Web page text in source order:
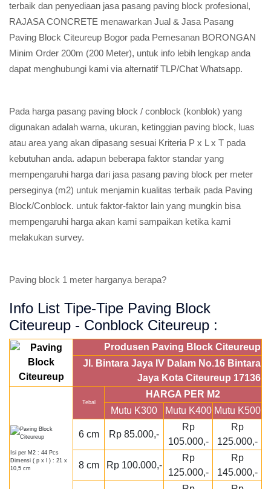
terbaik dan penyediaan jasa pasang paving block profesional,
RAJASA CONCRETE menawarkan Jual & Jasa Pasang
Paving Block Citeureup Bogor pada Pemesanan BORONGAN
Minim Order 200m (200 Meter), untuk info lebih lengkap anda
dapat menghubungi kami via alternatif TLP/Chat Whatsapp.
Pada harga pasang paving block / conblock (konblok) yang
digunakan adalah warna, ukuran, ketinggian paving block, luas
atau area yang akan dipasang sesuai Kriteria P x L x T pada
kebutuhan anda. adapun beberapa faktor standar yang
mempengaruhi harga dari jasa pasang paving block per meter
perseginya (m2) untuk menjamin kualitas terbaik pada Paving
Block/Conblock. untuk faktor-faktor lain yang mungkin bisa
mempengaruhi harga akan kami sampaikan ketika kami
melakukan survey.
Paving block 1 meter harganya berapa?
Info List Tipe-Tipe Paving Block
Citeureup - Conblock Citeureup :
Produsen Paving Block Citeureup
Jl. Bintara Jaya IV Dalam No.16 Bintara
Jaya Kota Citeureup 17136
Isi per M2 : 44 Pcs
Dimensi ( p x l ) : 21 x
10,5 cm
Tebal
HARGA PER M2
Mutu K300
Mutu K400 Mutu K500
6 cm Rp 85.000,-
Rp
105.000,-
Rp
125.000,-
8 cm Rp 100.000,-
Rp
125.000,-
Rp
145.000,-